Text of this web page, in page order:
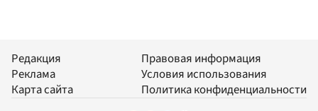
Редакция
Реклама
Карта сайта
Правовая информация
Условия использования
Политика конфиденциальности